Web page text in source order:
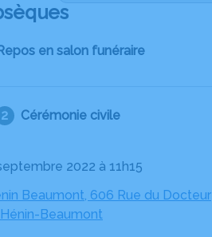
Repos en salon funéraire
Cérémonie civile
2022 à 11h15
Beaumont, 606 Rue du Docteur
Hénin-Beaumont